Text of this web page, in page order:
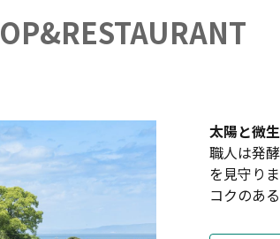
太陽と微
職人は発
を見守り
コクのあ